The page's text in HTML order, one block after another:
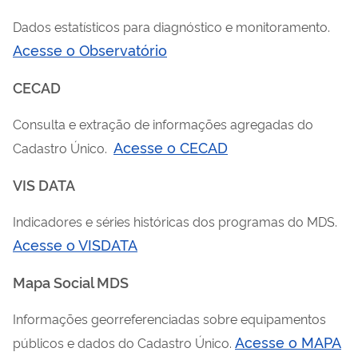
Dados estatísticos para diagnóstico e monitoramento.
Acesse o Observatório
CECAD
Consulta e extração de informações agregadas do
Cadastro Único. Acesse o CECAD
VIS DATA
Indicadores e séries históricas dos programas do MDS.
Acesse o VISDATA
Mapa Social MDS
Informações georreferenciadas sobre equipamentos
públicos e dados do Cadastro Único. Acesse o MAPA